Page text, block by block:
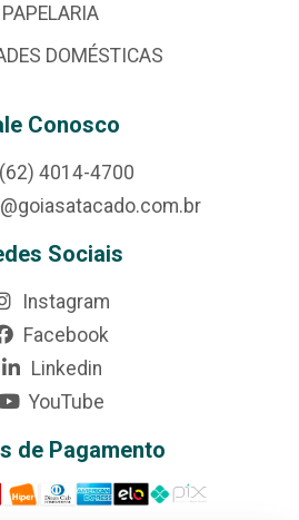
PAPELARIA
DOMÉSTICAS
Conosco
(62) 4014-4700
Sociais
Instagram
Facebook
Linkedin
YouTube
de Pagamento